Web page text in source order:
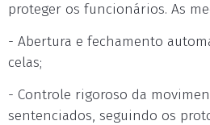
proteger os funcionários. As
- Abertura e fechamento
celas;
- Controle rigoroso da
sentenciados, seguindo os